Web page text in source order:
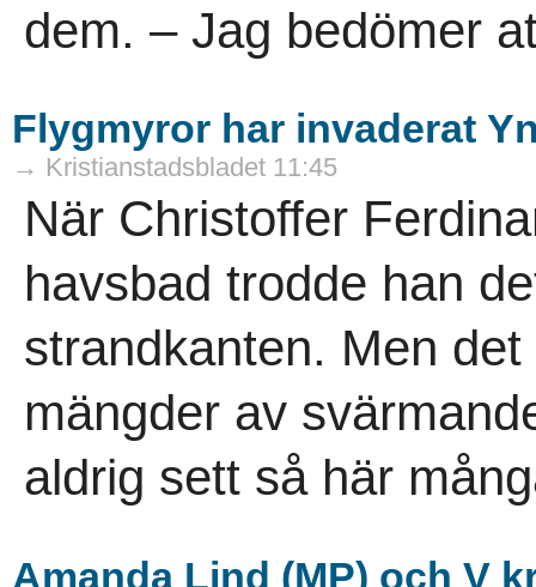
dem. – Jag bedömer
Flygmyror har invaderat
→ Kristianstadsbladet 11:45
När Christoffer
havsbad trodde han
strandkanten. Men
mängder av
aldrig sett så här
Amanda Lind (MP) och V